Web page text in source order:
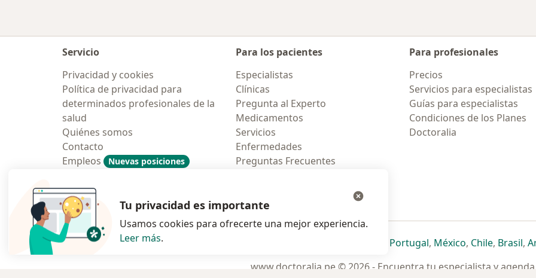
Servicio
Privacidad y cookies
Política de privacidad para
determinados profesionales de la
salud
Quiénes somos
Contacto
Empleos
Nuevas posiciones
Contratación
Para los pacientes
Especialistas
Clínicas
Pregunta al Experto
Medicamentos
Servicios
Enfermedades
Preguntas Frecuentes
Para profesionales
Precios
Servicios para especialistas
Guías para especialistas
Condiciones de los Planes
Doctoralia
Polska se abre en una nueva pestaña
se abre en una nueva pestaña
se abre en una nueva pestaña
se abre en una nueva pestaña
Portugalse abre en una nueva
, Méxicose abre en una
, Chilese abre
, Brasilse
,
www.doctoralia.pe © 2026 - Encuentra tu especialista y
Tu privacidad es importante
Usamos cookies para ofrecerte una mejor experiencia.
Leer más.